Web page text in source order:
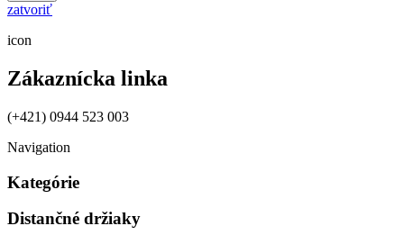
zatvoriť
icon
Zákaznícka linka
(+421) 0944 523 003
Navigation
Kategórie
Distančné držiaky